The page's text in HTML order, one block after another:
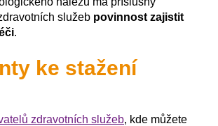
služeb povinnost zajistit
.
ke stažení
zdravotních služeb, kde můžete